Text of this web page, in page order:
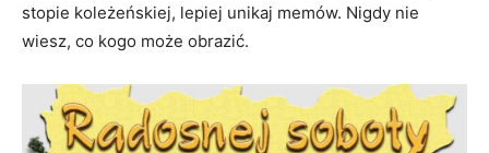
stopie koleżeńskiej, lepiej unikaj memów. Nigdy nie
wiesz, co kogo może obrazić.